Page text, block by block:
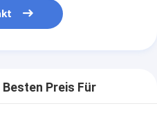
Besten Preis Für